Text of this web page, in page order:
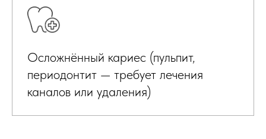
Осложнённый кариес (пульпит,
периодонтит — требует лечения
каналов или удаления)